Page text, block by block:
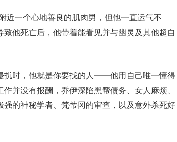
一个心地善良的肌肉男，但他一直运气不
他死亡后，他带着能看见并与幽灵及其他超自
扰时，他就是你要找的人——他用自己唯一懂得
并没有报酬，乔伊深陷黑帮债务、女人麻烦、
的神秘学者、梵蒂冈的审查，以及意外杀死好